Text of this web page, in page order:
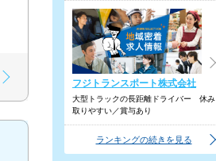
フジトランスポート株式会社
大型トラックの長距離ドライバー 休み
取りやすい／賞与あり
ランキングの続きを見る